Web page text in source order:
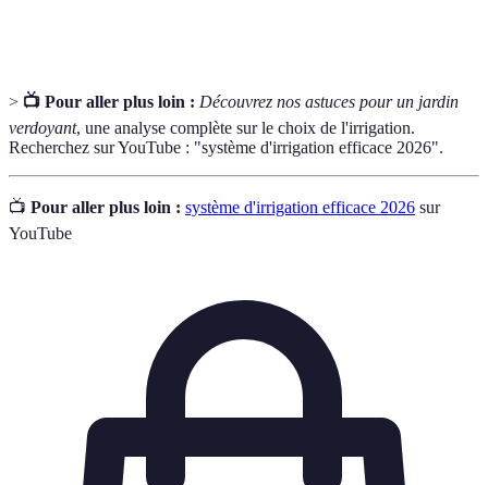
> 📺 Pour aller plus loin : Découvrez nos astuces pour un jardin
verdoyant, une analyse complète sur le choix de l'irrigation.
Recherchez sur YouTube : "système d'irrigation efficace 2026".
📺 Pour aller plus loin : système d'irrigation efficace 2026 sur
YouTube